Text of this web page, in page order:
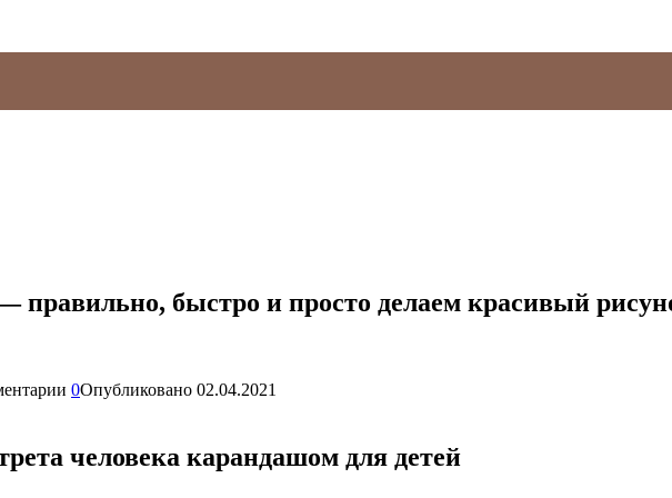
правильно, быстро и просто делаем красивый
0Опубликовано 02.04.2021
человека карандашом для детей